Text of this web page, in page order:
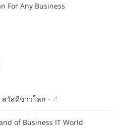
For Any Business
สวัสดีชาวโลก – -‘
of Business IT World